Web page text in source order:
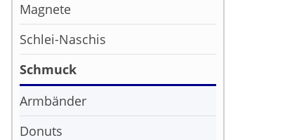
Magnete
Schlei-Naschis
Schmuck
Armbänder
Donuts